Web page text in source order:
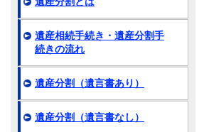
遺産相続手続き・遺産分割手
続きの流れ
遺産分割（遺言書あり）
遺産分割（遺言書なし）